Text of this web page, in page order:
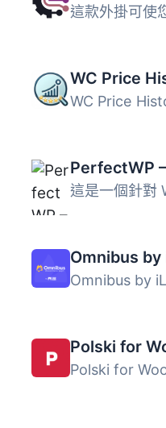
WC Price
PerfectWP
Omnibus by
Polski for